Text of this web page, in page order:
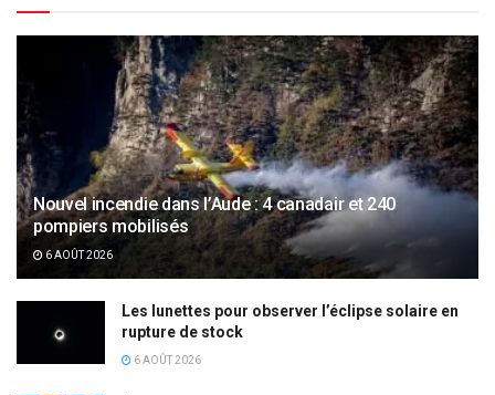
Nouvel incendie dans l’Aude : 4 canadair et 240
pompiers mobilisés
6 AOÛT 2026
Les lunettes pour observer l’éclipse solaire en
rupture de stock
6 AOÛT 2026